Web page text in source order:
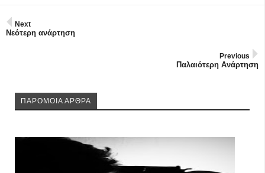
Next
Νεότερη ανάρτηση
Previous
Παλαιότερη Ανάρτηση
ΠΑΡΟΜΟΙΑ ΑΡΘΡΑ